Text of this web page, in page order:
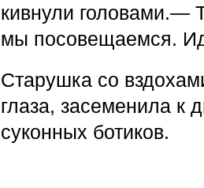
кивнули головами.—
мы посовещаемся.
Старушка со
глаза, засеменила к
суконных боти­ков.